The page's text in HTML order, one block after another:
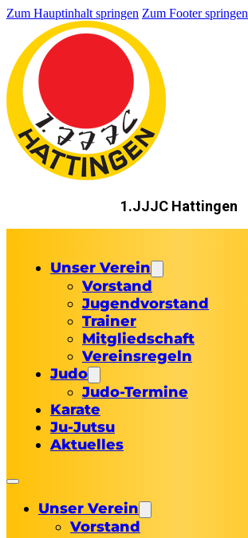
Zum Hauptinhalt springen Zum Footer springen
1.JJJC Hattingen
Unser Verein
Vorstand
Jugendvorstand
Trainer
Mitgliedschaft
Vereinsregeln
Judo
Judo-Termine
Karate
Ju-Jutsu
Aktuelles
Unser Verein
Vorstand